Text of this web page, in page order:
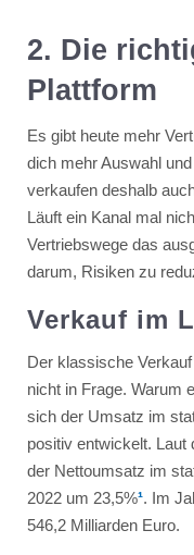
2. Die
Plattform
Es gibt heute mehr
dich mehr Auswahl
verkaufen deshalb
Läuft ein Kanal mal
Vertriebswege das
darum, Risiken zu
Verkauf im
Der klassische
nicht in Frage. Warum
sich der Umsatz im
positiv entwickelt.
der Nettoumsatz im
2022 um 23,5%¹. Im
546,2 Milliarden Euro.